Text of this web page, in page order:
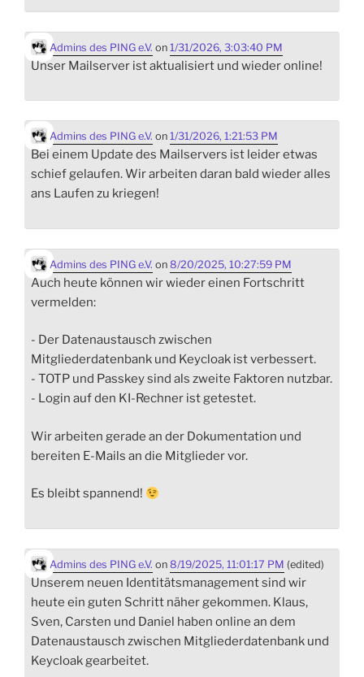
Admins des PING e.V. on 1/31/2026, 3:03:40 PM
Unser Mailserver ist aktualisiert und wieder online!
Admins des PING e.V. on 1/31/2026, 1:21:53 PM
Bei einem Update des Mailservers ist leider etwas
schief gelaufen. Wir arbeiten daran bald wieder alles
ans Laufen zu kriegen!
Admins des PING e.V. on 8/20/2025, 10:27:59 PM
Auch heute können wir wieder einen Fortschritt
vermelden:
- Der Datenaustausch zwischen
Mitgliederdatenbank und Keycloak ist verbessert.
- TOTP und Passkey sind als zweite Faktoren nutzbar.
- Login auf den KI-Rechner ist getestet.
Wir arbeiten gerade an der Dokumentation und
bereiten E-Mails an die Mitglieder vor.
Es bleibt spannend!
Admins des PING e.V. on 8/19/2025, 11:01:17 PM (edited)
Unserem neuen Identitätsmanagement sind wir
heute ein guten Schritt näher gekommen. Klaus,
Sven, Carsten und Daniel haben online an dem
Datenaustausch zwischen Mitgliederdatenbank und
Keycloak gearbeitet.